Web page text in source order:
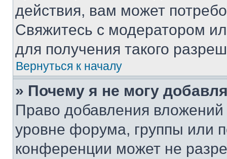
действия, вам может
Свяжитесь с модератором
для получения такого
Вернуться к началу
» Почему я не могу
Право добавления
уровне форума, группы или
конференции может не